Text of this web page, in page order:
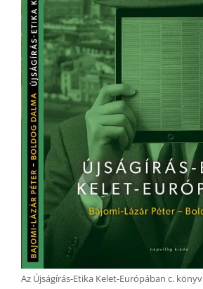
Az Újságírás-Etika Kelet-Európában c. könyv